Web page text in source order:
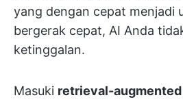
yang dengan cepat menjadi
bergerak cepat, AI Anda
ketinggalan.
Masuki retrieval-augmented